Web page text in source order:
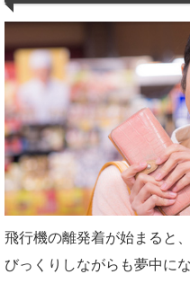
飛行機の離発着が始まると
びっくりしながらも夢中に